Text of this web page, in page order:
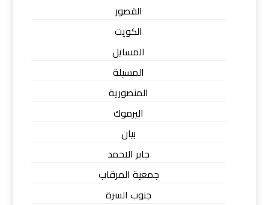
القصور
الكويت
المسايل
المسيلة
المنصورية
اليرموك
بيان
جابر الاحمد
جمعية المرقاب
جنوب السرة